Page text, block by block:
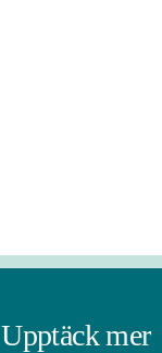
Upptäck mer